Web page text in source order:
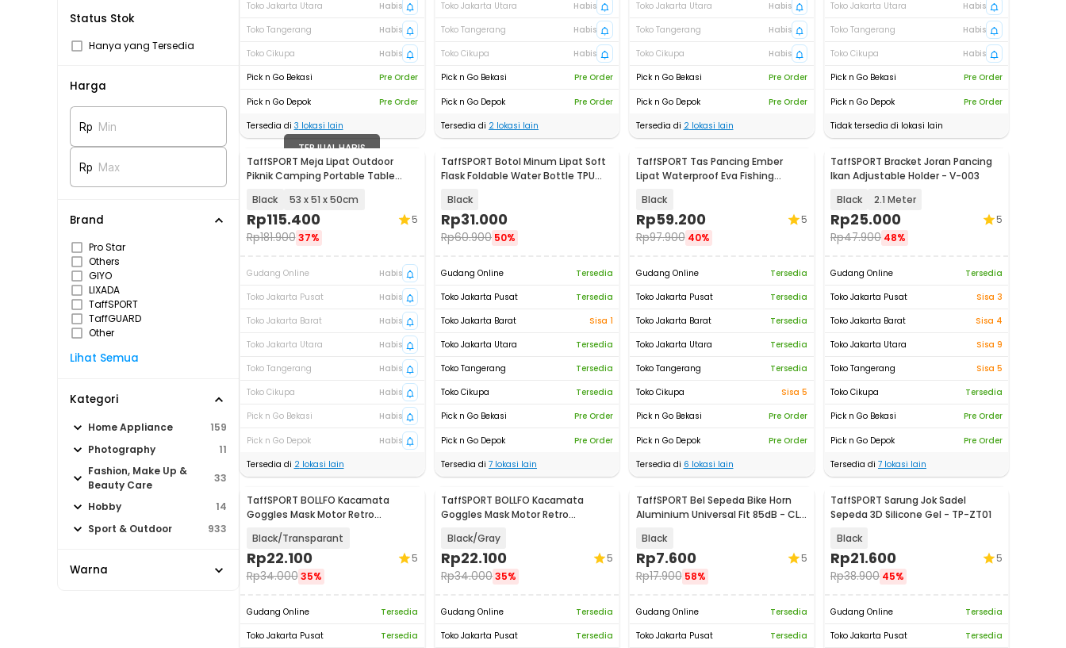
Status Stok
Hanya yang Tersedia
Harga
Rp Min
Rp Max
Brand
Pro Star
Others
GIYO
LIXADA
TaffSPORT
TaffGUARD
Other
Lihat Semua
Kategori
Home Appliance
159
Photography
11
Fashion, Make Up &
Beauty Care
33
Hobby
14
Sport & Outdoor
933
Warna
Toko Jakarta Utara
Habis
Toko Tangerang
Habis
Toko Cikupa
Habis
Pick n Go Bekasi
Pre Order
Pick n Go Depok
Pre Order
Tersedia di 3 lokasi lain
Toko Jakarta Utara
Habis
Toko Tangerang
Habis
Toko Cikupa
Habis
Pick n Go Bekasi
Pre Order
Pick n Go Depok
Pre Order
Tersedia di 2 lokasi lain
Toko Jakarta Utara
Habis
Toko Tangerang
Habis
Toko Cikupa
Habis
Pick n Go Bekasi
Pre Order
Pick n Go Depok
Pre Order
Tersedia di 2lokasi lain
Toko Jakarta Utara
Habis
Toko Tangerang
Habis
Toko Cikupa
Habis
Pick n Go Bekasi
Pre Order
Pick n Go Depok
Pre Order
Tidak tersedia di lokasi lain
TERJUAL HABIS
TaffSPORT Meja Lipat Outdoor
Piknik Camping Portable Table
Black 53 x 51 x 50cm
Rp115.400
Rp181.900 37%
5
Gudang Online
Habis
Toko Jakarta Pusat
Habis
Toko Jakarta Barat
Habis
Toko Jakarta Utara
Habis
Toko Tangerang
Habis
Toko Cikupa
Habis
Pick n Go Bekasi
Habis
Pick n Go Depok
Habis
Tersedia di 2lokasi lain
TaffSPORT Botol Minum Lipat Soft
Flask Foldable Water Bottle TPU
Black
Rp31.000
Rp60.900 50%
Gudang Online
Tersedia
Toko Jakarta Pusat
Tersedia
Toko Jakarta Barat
Sisa 1
Toko Jakarta Utara
Tersedia
Toko Tangerang
Tersedia
Toko Cikupa
Tersedia
Pick n Go Bekasi
Pre Order
Pick n Go Depok
Pre Order
Tersedia di 7 lokasi lain
TaffSPORT Tas Pancing Ember
Lipat Waterproof Eva Fishing
Black
Rp59.200
Rp97.900 40%
5
Gudang Online
Tersedia
Toko Jakarta Pusat
Tersedia
Toko Jakarta Barat
Tersedia
Toko Jakarta Utara
Tersedia
Toko Tangerang
Tersedia
Toko Cikupa
Sisa 5
Pick n Go Bekasi
Pre Order
Pick n Go Depok
Pre Order
Tersedia di 6 lokasi lain
TaffSPORT Bracket Joran Pancing
Ikan Adjustable Holder - V-003
Black
2.1 Meter
Rp25.000
Rp47.900 48%
5
Gudang Online
Tersedia
Toko Jakarta Pusat
Sisa 3
Toko Jakarta Barat
Sisa 4
Toko Jakarta Utara
Sisa 9
Toko Tangerang
Sisa 5
Toko Cikupa
Tersedia
Pick n Go Bekasi
Pre Order
Pick n Go Depok
Pre Order
Tersedia di 7 lokasi lain
TaffSPORT BOLLFO Kacamata
Goggles Mask Motor Retro
Black/Transparant
Rp22.100
Rp34.000 35%
5
Gudang Online
Tersedia
Toko Jakarta Pusat
Tersedia
TaffSPORT BOLLFO Kacamata
Goggles Mask Motor Retro
Black/Gray
Rp22.100
Rp34.00035%
5
Gudang Online
Tersedia
Toko Jakarta Pusat
Tersedia
TaffSPORT Bel Sepeda Bike Horn
Aluminium Universal Fit 85dB - CL-
Black
Rp7.600
Rp17.900 58%
5
Gudang Online
Tersedia
Toko Jakarta Pusat
Tersedia
TaffSPORT Sarung Jok Sadel
Sepeda 3D Silicone Gel - TP-ZT01
Black
Rp21.600
Rp38.900 45%
5
Gudang Online
Tersedia
Toko Jakarta Pusat
Tersedia